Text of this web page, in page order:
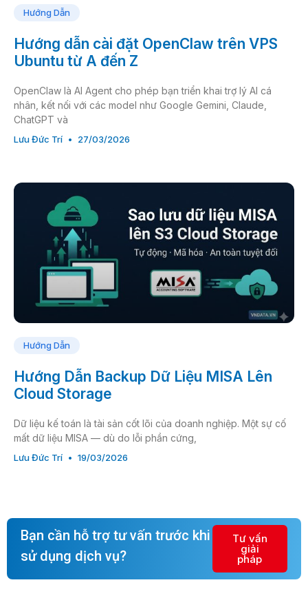
Hướng Dẫn
Hướng dẫn cài đặt OpenClaw trên VPS
Ubuntu từ A đến Z
OpenClaw là AI Agent cho phép bạn triển khai trợ lý AI cá
nhân, kết nối với các model như Google Gemini, Claude,
ChatGPT và
Lưu Đức Trí 27/03/2026
Hướng Dẫn
Hướng Dẫn Backup Dữ Liệu MISA Lên
Cloud Storage
Dữ liệu kế toán là tài sản cốt lõi của doanh nghiệp. Một sự cố
mất dữ liệu MISA — dù do lỗi phần cứng,
Lưu Đức Trí 19/03/2026
Bạn cần hỗ trợ tư vấn trước khi
sử dụng dịch vụ?
Tư vấn
giải
pháp